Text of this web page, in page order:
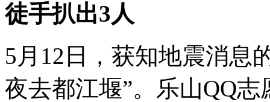
徒手扒出3人
5月12日，获知地震消息
夜去都江堰”。乐山QQ